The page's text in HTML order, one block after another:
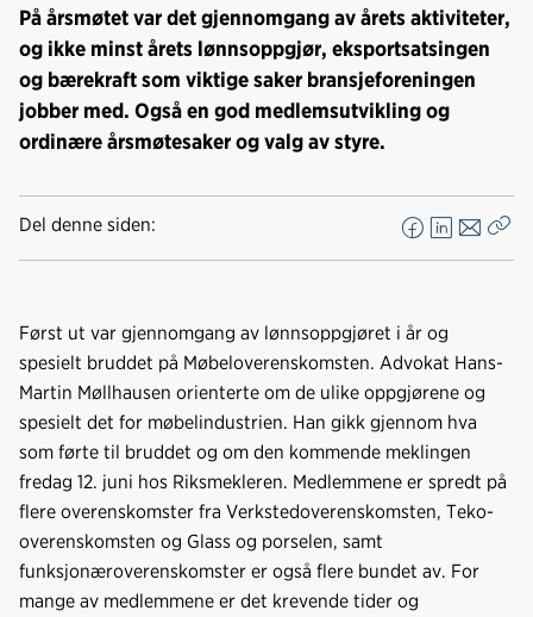
På årsmøtet var det gjennomgang av årets aktiviteter,
og ikke minst årets lønnsoppgjør, eksportsatsingen
og bærekraft som viktige saker bransjeforeningen
jobber med. Også en god medlemsutvikling og
ordinære årsmøtesaker og valg av styre.
Del denne siden:
F
a
e
b
o
L
i
k
e
n
E
-
s
Først ut var gjennomgang av lønnsoppgjøret i år og
spesielt bruddet på Møbeloverenskomsten. Advokat Hans-
Martin Møllhausen orienterte om de ulike oppgjørene og
spesielt det for møbelindustrien. Han gikk gjennom hva
som førte til bruddet og om den kommende meklingen
fredag 12. juni hos Riksmekleren. Medlemmene er spredt på
flere overenskomster fra Verkstedoverenskomsten, Teko-
overenskomsten og Glass og porselen, samt
funksjonæroverenskomster er også flere bundet av. For
mange av medlemmene er det krevende tider og